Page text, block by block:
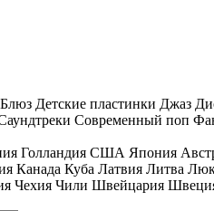
Блюз Детские пластинки Джаз
Современный поп
Голландия США Япония
Канада Куба Латвия Литва
Чехия Чили Швейцария